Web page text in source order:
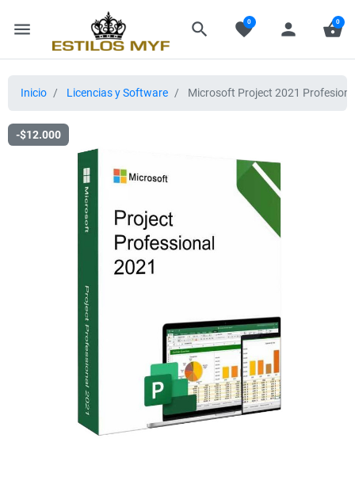
menu search favorite
0 person shopping_basket
0
Inicio Licencias y Software Microsoft Project 2021
-$12.000